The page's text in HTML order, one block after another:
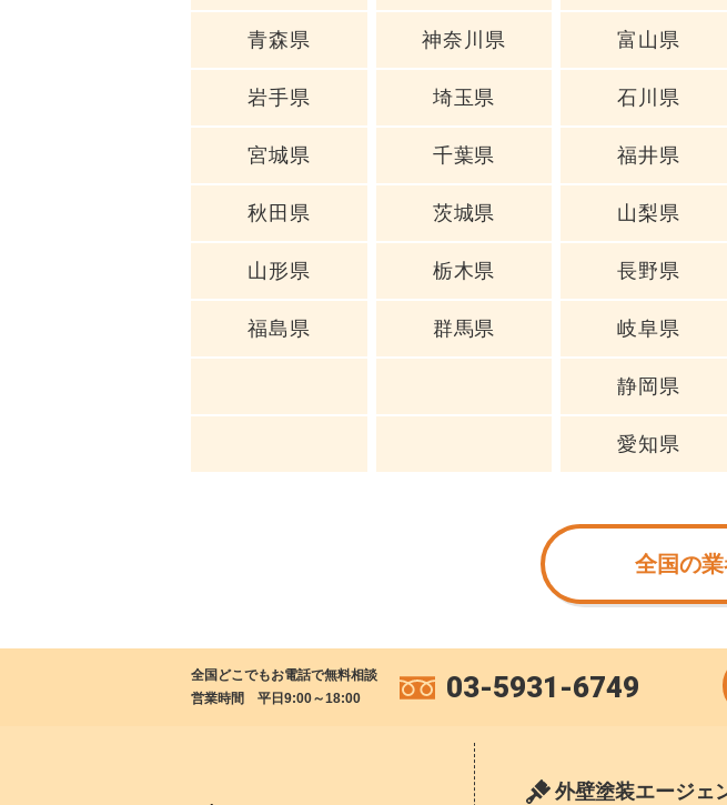
青森県
岩手県
宮城県
秋田県
山形県
福島県
神奈川県
埼玉県
千葉県
茨城県
栃木県
群馬県
富山県
石川県
福井県
山梨県
長野県
岐阜県
静岡県
愛知県
全国の
全国どこでもお電話で無料相談
営業時間 平日9:00～18:00
03-5931-6749
外壁塗装エージェ